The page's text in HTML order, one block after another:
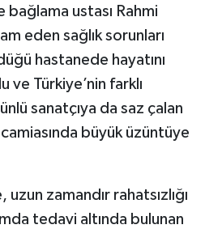
bağlama ustası Rahmi
eden sağlık sorunları
hastanede hayatını
Türkiye’nin farklı
sanatçıya da saz çalan
camiasında büyük üzüntüye
zamandır rahatsızlığı
tedavi altında bulunan